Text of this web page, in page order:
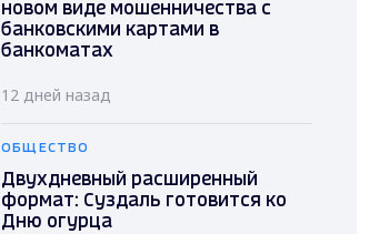
новом виде мошенничества с
банковскими картами в
банкоматах
12 дней назад
ОБЩЕСТВО
Двухдневный расширенный
формат: Суздаль готовится ко
Дню огурца